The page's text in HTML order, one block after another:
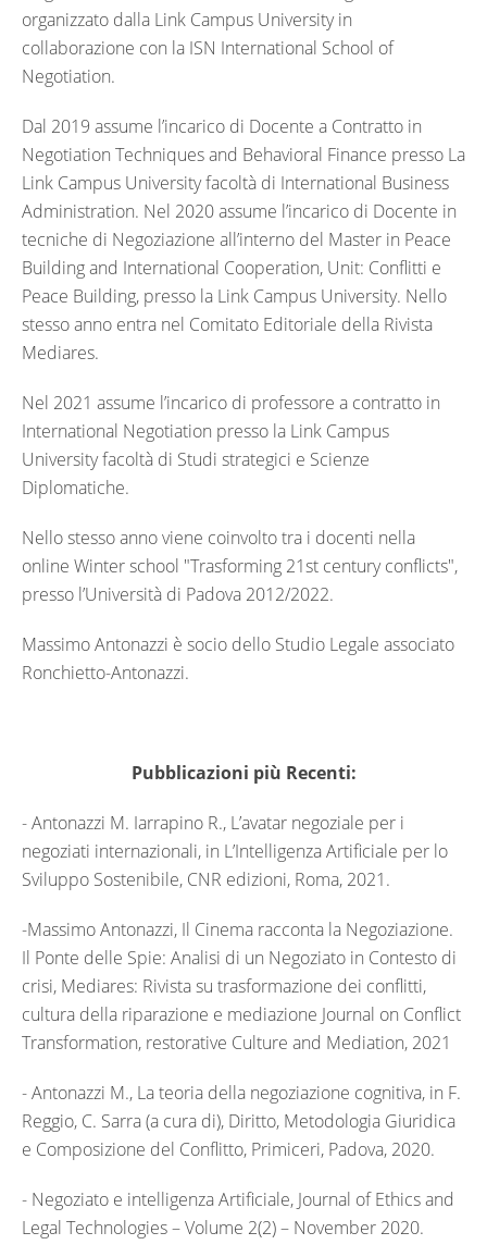
organizzato dalla Link Campus University in
collaborazione con la ISN International School of
Negotiation.
Dal 2019 assume l’incarico di Docente a Contratto in
Negotiation Techniques and Behavioral Finance presso La
Link Campus University facoltà di International Business
Administration. Nel 2020 assume l’incarico di Docente in
tecniche di Negoziazione all’interno del Master in Peace
Building and International Cooperation, Unit: Conflitti e
Peace Building, presso la Link Campus University. Nello
stesso anno entra nel Comitato Editoriale della Rivista
Mediares.
Nel 2021 assume l’incarico di professore a contratto in
International Negotiation presso la Link Campus
University facoltà di Studi strategici e Scienze
Diplomatiche.
Nello stesso anno viene coinvolto tra i docenti nella
online Winter school "Trasforming 21st century conflicts",
presso l’Università di Padova 2012/2022.
Massimo Antonazzi è socio dello Studio Legale associato
Ronchietto-Antonazzi.
Pubblicazioni più Recenti:
- Antonazzi M. Iarrapino R., L’avatar negoziale per i
negoziati internazionali, in L’Intelligenza Artificiale per lo
Sviluppo Sostenibile, CNR edizioni, Roma, 2021.
-Massimo Antonazzi, Il Cinema racconta la Negoziazione.
Il Ponte delle Spie: Analisi di un Negoziato in Contesto di
crisi, Mediares: Rivista su trasformazione dei conflitti,
cultura della riparazione e mediazione Journal on Conflict
Transformation, restorative Culture and Mediation, 2021
- Antonazzi M., La teoria della negoziazione cognitiva, in F.
Reggio, C. Sarra (a cura di), Diritto, Metodologia Giuridica
e Composizione del Conflitto, Primiceri, Padova, 2020.
- Negoziato e intelligenza Artificiale, Journal of Ethics and
Legal Technologies – Volume 2(2) – November 2020.